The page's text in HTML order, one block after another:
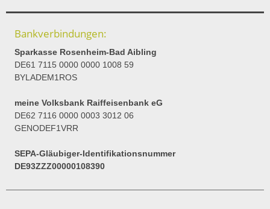
Bankverbindungen:
Sparkasse Rosenheim-Bad Aibling
DE61 7115 0000 0000 1008 59
BYLADEM1ROS
meine Volksbank Raiffeisenbank eG
DE62 7116 0000 0003 3012 06
GENODEF1VRR
SEPA-Gläubiger-Identifikationsnummer
DE93ZZZ00000108390